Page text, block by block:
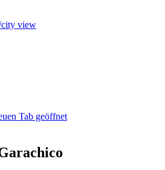
city view
Tab geöffnet